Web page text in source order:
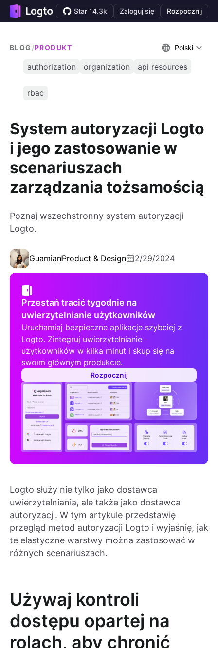
Star 14.3k Zaloguj się Rozpocznij
BLOG /PRODUKT Polski
authorization organization api resources
rbac
System autoryzacji Logto
i jego zastosowanie w
scenariuszach
zarządzania tożsamością
Poznaj wszechstronny system autoryzacji
Logto.
GuamianProduct & Design 2/29/2024
Przestań tracić tygodnie na
uwierzytelnianie użytkowników
Uruchamiaj bezpieczne aplikacje szybciej z
Logto. Zintegruj uwierzytelnianie
użytkowników w kilka minut i skup się na
swoim głównym produkcie.
Rozpocznij
Logto służy nie tylko jako dostawca
uwierzytelniania, ale także jako dostawca
autoryzacji. W tym artykule przedstawię
przegląd metod autoryzacji Logto i wyjaśnię, jak
te elastyczne warstwy można zastosować w
różnych scenariuszach.
Używaj kontroli
dostępu opartej na
rolach, aby chronić